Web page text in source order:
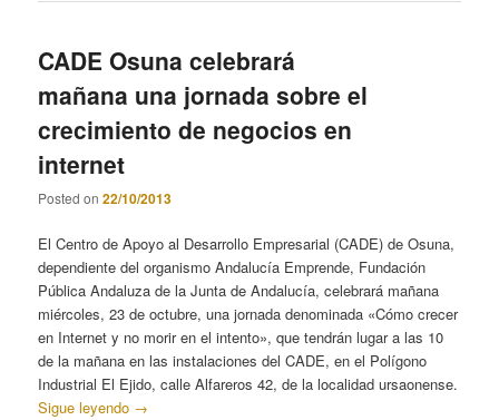
CADE Osuna celebrará
mañana una jornada sobre el
crecimiento de negocios en
internet
Posted on22/10/2013
El Centro de Apoyo al Desarrollo Empresarial (CADE) de Osuna,
dependiente del organismo Andalucía Emprende, Fundación
Pública Andaluza de la Junta de Andalucía, celebrará mañana
miércoles, 23 de octubre, una jornada denominada «Cómo crecer
en Internet y no morir en el intento», que tendrán lugar a las 10
de la mañana en las instalaciones del CADE, en el Polígono
Industrial El Ejido, calle Alfareros 42, de la localidad ursaonense.
Sigue leyendo →